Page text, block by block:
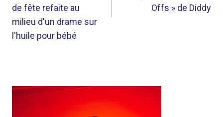
de fête refaite au
milieu d'un drame sur
l'huile pour bébé
Offs » de Diddy